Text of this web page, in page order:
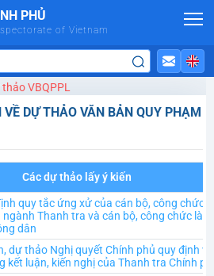
PHỦ
of Vietnam
VBQPPL
DỰ THẢO VĂN BẢN QUY PHẠM
Các dự thảo lấy ý kiến
quy tắc ứng xử của cán bộ, công chức,
Thanh tra và cán bộ, công chức làm
dân
dự thảo Nghị quyết Chính phủ quy định
kết luận, kiến nghị của Thanh tra Chính